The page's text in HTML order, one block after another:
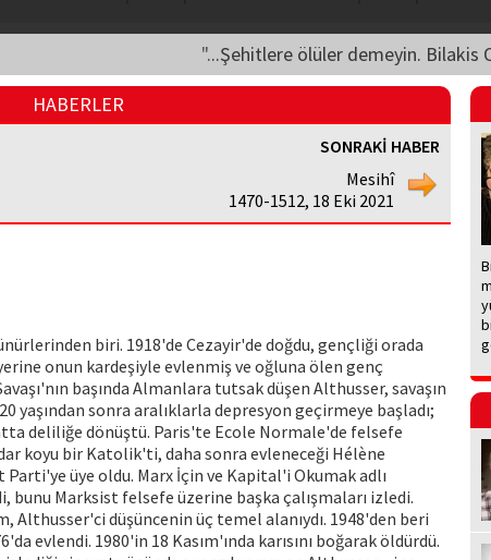
"...Şehitlere ölüler demeyin. Bilakis
HABERLER
SONRAKİ HABER
Mesihî
1470-1512, 18 Eki 2021
biri. 1918'de Cezayir'de doğdu, gençliği orada
onun kardeşiyle evlenmiş ve oğluna ölen genç
başında Almanlara tutsak düşen Althusser, savaşın
yaşından sonra aralıklarla depresyon geçirmeye başladı;
deliliğe dönüştü. Paris'te Ecole Normale'de felsefe
koyu bir Katolik'ti, daha sonra evleneceği Hélène
üye oldu. Marx İçin ve Kapital'i Okumak adlı
bunu Marksist felsefe üzerine başka çalışmaları izledi.
Althusser'ci düşüncenin üç temel alanıydı. 1948'den beri
evlendi. 1980'in 18 Kasım'ında karısını boğarak öldürdü.